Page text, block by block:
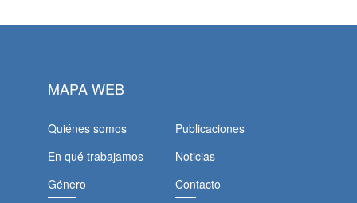
MAPA WEB
Quiénes somos
En qué trabajamos
Género
Publicaciones
Noticias
Contacto